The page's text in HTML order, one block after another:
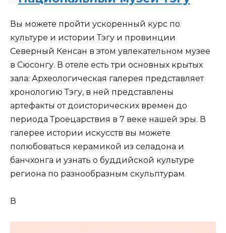
Вы можете пройти ускоренный курс по
культуре и истории Тэгу и провинции
Северный Кенсан в этом увлекательном музее
в Сюсонгу. В отеле есть три основных крытых
зала: Археологическая галерея представляет
хронологию Тэгу, в ней представлены
артефакты от доисторических времен до
периода Троецарствия в 7 веке нашей эры. В
галерее истории искусств вы можете
полюбоваться керамикой из селадона и
банчхонга и узнать о буддийской культуре
региона по разнообразным скульптурам.
В